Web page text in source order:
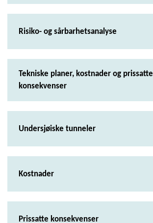
Risiko- og sårbarhetsanalyse
Tekniske planer, kostnader og prissatte
konsekvenser
Undersjøiske tunneler
Kostnader
Prissatte konsekvenser